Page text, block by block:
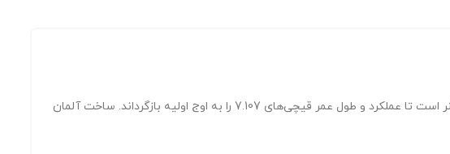
اختصاصاً برای قیچی‌های Ors برند Lowe ساخته شده و شامل تیغه اصلی، چانه (سندان) و فنر است تا عملکرد و طول عمر قیچی‌های 7.107 را به اوج اولیه بازگرداند. ساخت آلمان